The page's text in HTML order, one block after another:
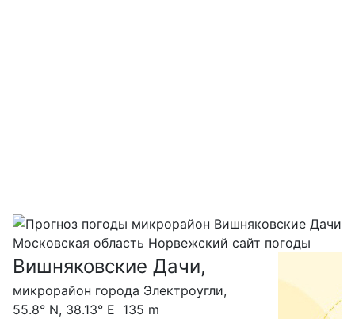
Вишняковские Дачи,
микрорайон города Электроугли,
55.8° N, 38.13° E 135 m